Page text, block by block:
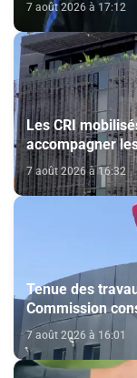
7 août 2026 à 17:12
Les CRI
accompagner
7 août 2026 à 16:32
Tenue des
Commission
sur la délivrance
cinéma (CCM)
7 août 2026 à 16:01